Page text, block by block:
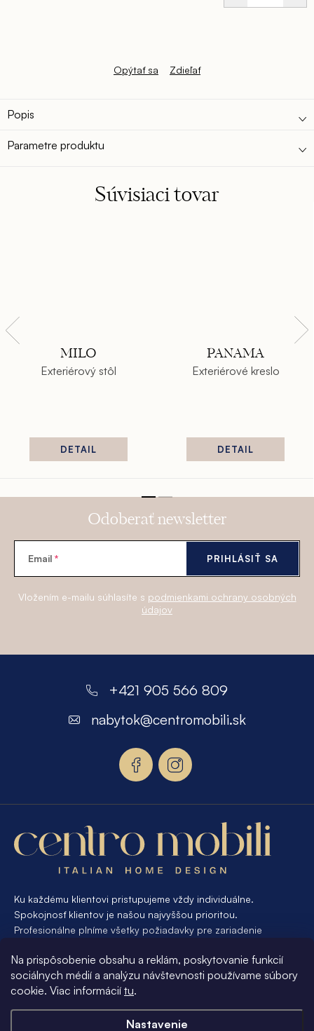
Na prispôsobenie obsahu a reklám, poskytovanie funkcií
sociálnych médií a analýzu návštevnosti používame súbory
cookie. Viac informácií tu.
Nastavenie
Opýtať sa Zdieľať
Popis
Parametre produktu
Súvisiaci tovar
MILO
Exteriérový stôl
DETAIL
PANAMA
Exteriérové kreslo
DETAIL
Odoberať newsletter
Email
Vložením e-mailu súhlasíte s podmienkami ochrany osobných
údajov
PRIHLÁSIŤ SA
e
Ku každému klientovi pristupujeme vždy individuálne.
Spokojnosť klientov je našou najvyššou prioritou.
Profesionálne plníme všetky požiadavky pre zariadenie
nábytku na mieru, presne pre váš interiér, je pre nás
samozrejmosťou Vám vyhovieť.
+421 905 566 809
nabytok@centromobili.sk